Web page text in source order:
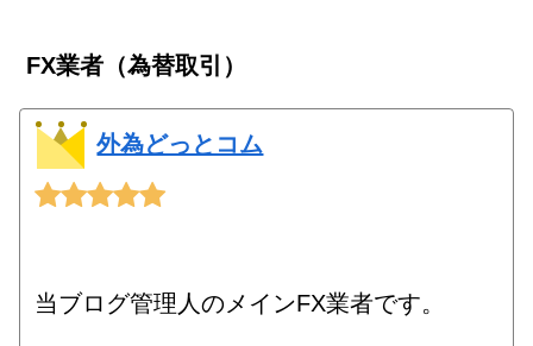
FX業者（為替取引）
外為どっとコム
当ブログ管理人のメインFX業者です。